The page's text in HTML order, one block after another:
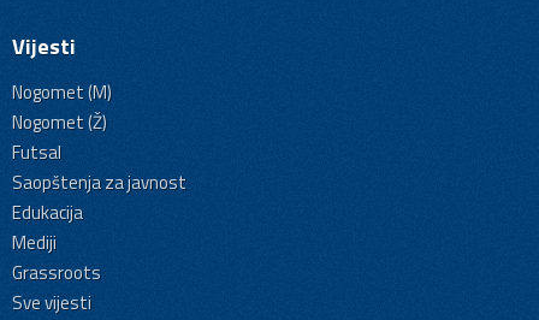
Vijesti
Nogomet (M)
Nogomet (Ž)
Futsal
Saopštenja za javnost
Edukacija
Mediji
Grassroots
Sve vijesti